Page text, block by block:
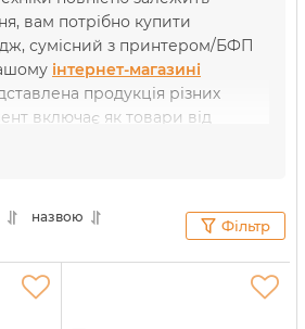
вам потрібно купити
сумісний з принтером/БФП
інтернет-магазині
продукція різних
включає як товари від
так і від сторонніх торгових
що вже понад 18 років ми
витратних
не сумніватися в якості
назвою
Фільтр